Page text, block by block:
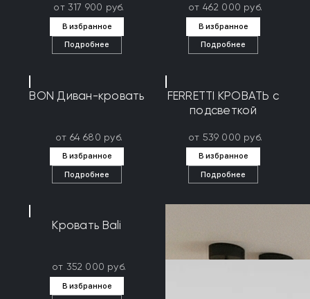
от 317 900 руб.
В избранное
Подробнее
от 462 000 руб.
В избранное
Подробнее
BON Диван-кровать
от 64 680 руб.
В избранное
Подробнее
FERRETTI КРОВАТЬ с
подсветкой
от 539 000 руб.
В избранное
Подробнее
Кровать Bali
от 352 000 руб.
В избранное